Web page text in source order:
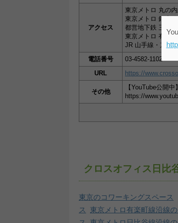
アクセス
東京メトロ 丸の
東京メトロ 銀座
都営地下鉄 三田
東京メトロ 有楽
JR 山手線・京浜
電話番号
03-4582-1102
URL
https://
その他
【YouTube公開中】
https://
クロスオフィス日比
東京のコワーキングスペース
ス
東京メトロ有楽町線沿線